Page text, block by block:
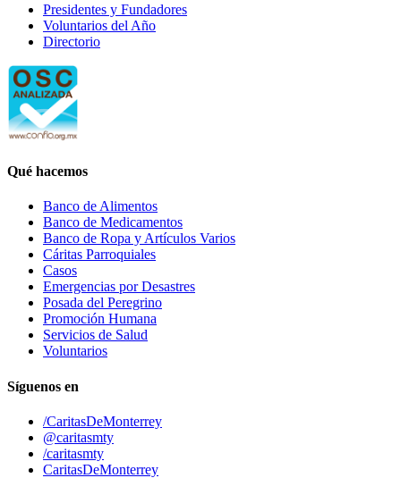
Presidentes y Fundadores
Voluntarios del Año
Directorio
Qué hacemos
Banco de Alimentos
Banco de Medicamentos
Banco de Ropa y Artículos Varios
Cáritas Parroquiales
Casos
Emergencias por Desastres
Posada del Peregrino
Promoción Humana
Servicios de Salud
Voluntarios
Síguenos en
/CaritasDeMonterrey
@caritasmty
/caritasmty
CaritasDeMonterrey